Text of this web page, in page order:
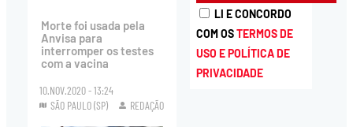
Morte foi usada pela
Anvisa para
interromper os testes
com a vacina
10.NOV.2020 - 13:24
SÃO PAULO (SP)
REDAÇÃO
LI E CONCORDO
COM OSTERMOS DE
USO E POLÍTICA DE
PRIVACIDADE